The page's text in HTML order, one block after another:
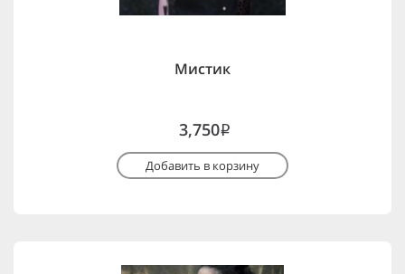
Мистик
3,750i
Добавить в корзину